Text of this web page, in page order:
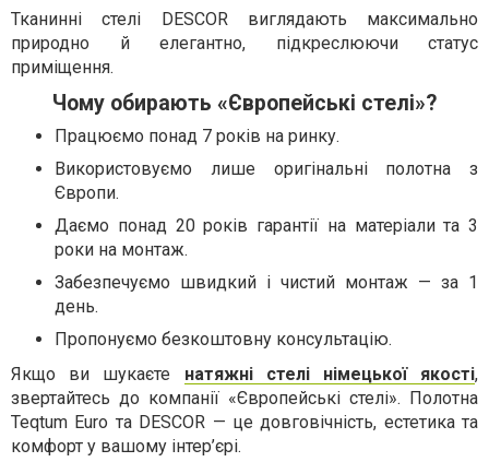
Тканинні стелі DESCOR виглядають максимально
природно й елегантно, підкреслюючи статус
приміщення.
Чому обирають «Європейські стелі»?
Працюємо понад 7 років на ринку.
Використовуємо лише оригінальні полотна з
Європи.
Даємо понад 20 років гарантії на матеріали та 3
роки на монтаж.
Забезпечуємо швидкий і чистий монтаж — за 1
день.
Пропонуємо безкоштовну консультацію.
Якщо ви шукаєте натяжні стелі німецької якості,
звертайтесь до компанії «Європейські стелі». Полотна
Teqtum Euro та DESCOR — це довговічність, естетика та
комфорт у вашому інтер’єрі.